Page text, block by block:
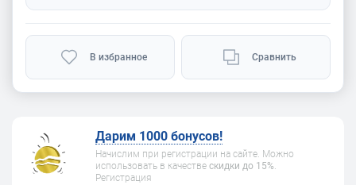
В избранное Сравнить
Дарим 1000 бонусов!
Начислим при регистрации на сайте. Можно
использовать в качестве скидки до 15%.
Регистрация